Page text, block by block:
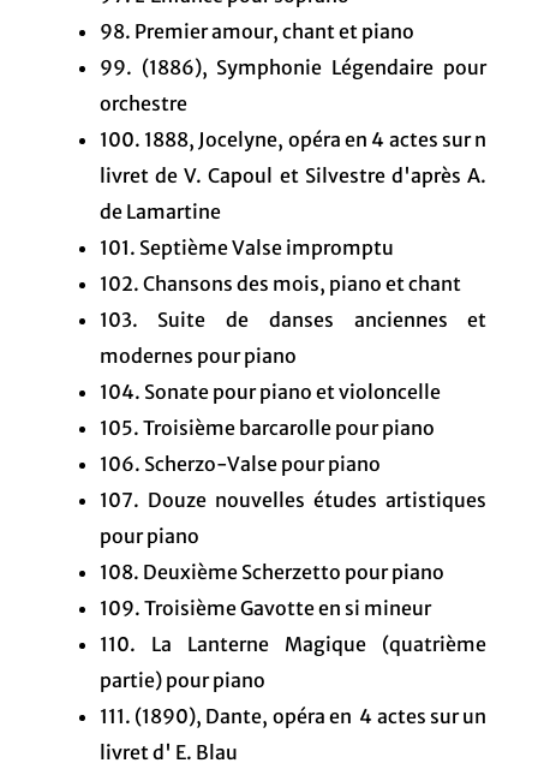
98. Premier amour, chant et piano
99. (1886), Symphonie Légendaire pour
orchestre
100. 1888, Jocelyne, opéra en 4 actes sur n
livret de V. Capoul et Silvestre d'après A.
de Lamartine
101. Septième Valse impromptu
102. Chansons des mois, piano et chant
103. Suite de danses anciennes et
modernes pour piano
104. Sonate pour piano et violoncelle
105. Troisième barcarolle pour piano
106. Scherzo-Valse pour piano
107. Douze nouvelles études artistiques
pour piano
108. Deuxième Scherzetto pour piano
109. Troisième Gavotte en si mineur
110. La Lanterne Magique (quatrième
partie) pour piano
111. (1890), Dante, opéra en 4 actes sur un
livret d' E. Blau